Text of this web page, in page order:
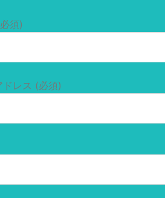
須)
ドレス (必須)